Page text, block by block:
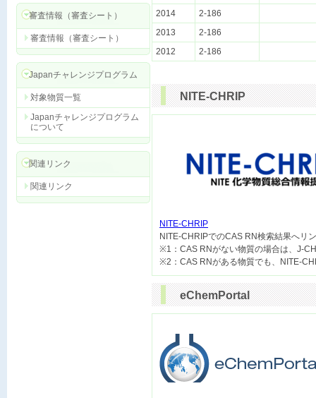
審査情報（審査シート）
審査情報（審査シート）
Japanチャレンジプログラム
対象物質一覧
Japanチャレンジプログラム
について
関連リンク
関連リンク
2014
2-186
2013
2-186
2012
2-186
NITE-CHRIP
NITE-CHRIP
NITE-CHRIPでのCAS RN検索結果へリ
※1：CAS RNがない物質の場合は、J-
eChemPortal